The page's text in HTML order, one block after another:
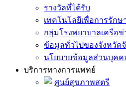
รางวัลที่ได้รับ
เทคโนโลยีเพื่อการรักษ
กลุ่มโรงพยาบาลเครือข่
ข้อมูลทั่วไปของจังหวัด
นโยบายข้อมูลส่วนบุคค
บริการทางการแพทย์
ศูนย์สุขภาพสตรี